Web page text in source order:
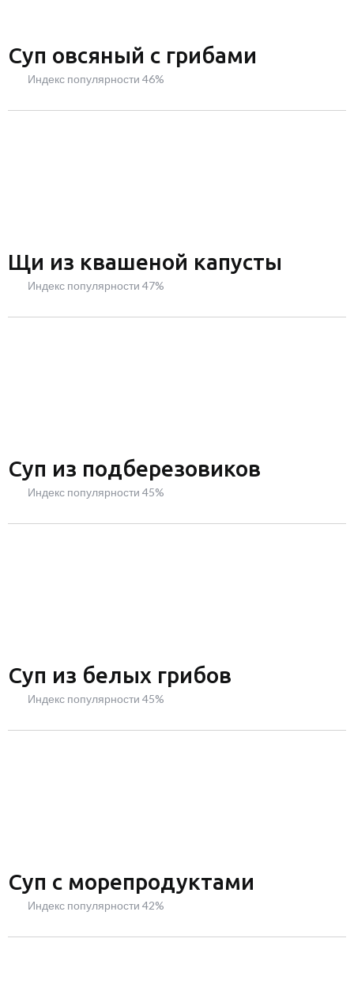
Суп овсяный с грибами
Индекс популярности 46%
Щи из квашеной капусты
Индекс популярности 47%
Суп из подберезовиков
Индекс популярности 45%
Суп из белых грибов
Индекс популярности 45%
Суп с морепродуктами
Индекс популярности 42%